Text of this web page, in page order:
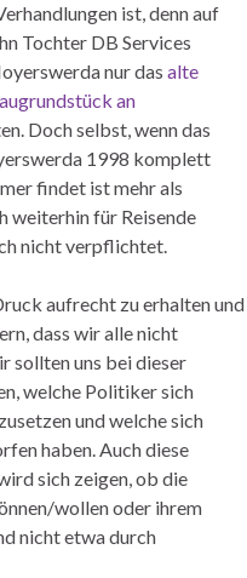
ist, denn auf
Tochter DB Services
nur das alte
an
Doch selbst, wenn das
1998 komplett
findet ist mehr als
weiterhin für Reisende
nicht verpflichtet.
aufrecht zu erhalten und
dass wir alle nicht
sollten uns bei dieser
welche Politiker sich
und welche sich
haben. Auch diese
sich zeigen, ob die
wollen oder ihrem
nicht etwa durch